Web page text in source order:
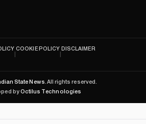
COOKIE POLICY DISCLAIMER
State News. All rights reserved.
by Octilus Technologies